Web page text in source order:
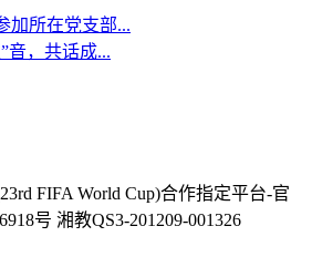
加所在党支部...
音，共话成...
FIFA World Cup)合作指定平台-官
号 湘教QS3-201209-001326